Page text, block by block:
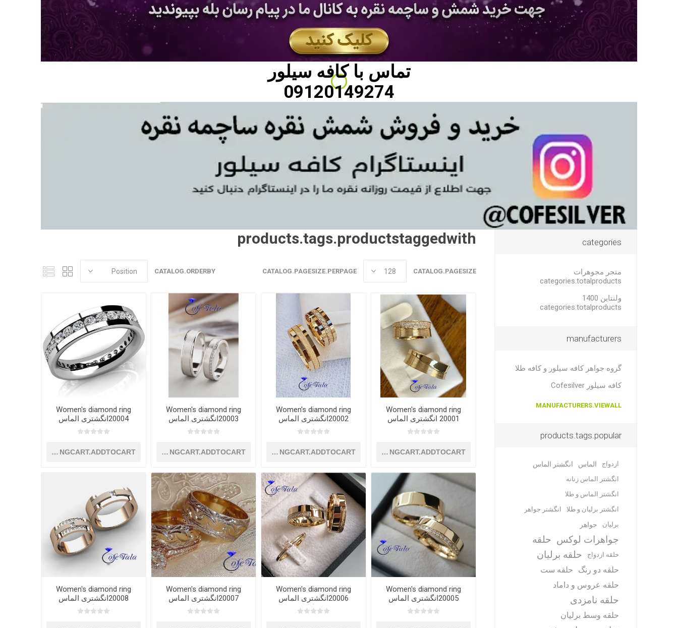
تماس باکافه سیلور
09120149274
products.tags.productstaggedwith
CATALOG.ORDERBY CATALOG.PAGESIZE
CATALOG.PAGESIZE.PERPAGE
Women's diamond ring
20001 انگشتری الماس
زنانه
SHOPPINGCART.ADDTOCART
Women's diamond ring
20002انگشتری الماس
زنانه
SHOPPINGCART.ADDTOCART
Women's diamond ring
20003انگشتری الماس
زنانه
SHOPPINGCART.ADDTOCART
Women's diamond ring
20004انگشتری الماس
زنانه
SHOPPINGCART.ADDTOCART
Women's diamond ring
20005انگشتری الماس
زنانه
Women's diamond ring
20006انگشتری الماس
زنانه
Women's diamond ring
20007انگشتری الماس
زنانه
Women's diamond ring
20008انگشتری الماس
زنانه
categories
متجر مجوهرات
categories.totalproducts
ولنتاین 1400
categories.totalproducts
manufacturers
گروه جواهر کافه سیلور و کافه طلا
کافه سیلور Cofesilver
MANUFACTURERS.VIEWALL
products.tags.popular
ازدواج الماس انگشتر الماس
انگشتر الماس زنانه
انگشتر الماس و طلا
انگشتر برلیان و طلا
انگشتر جواهر
برلیان
جواهر
جواهرات لوکس حلقه
حلقه ازدواج حلقه برلیان
حلقه دو رنگ
حلقه ست
حلقه عروس و داماد
حلقه نامزدی
حلقه وسط برلیان